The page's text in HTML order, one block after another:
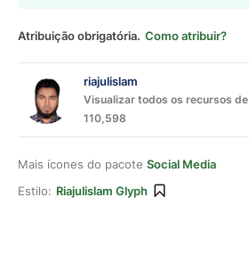
Atribuição obrigatória. Como atribuir?
riajulislam
Visualizar todos os recursos de
110,598
Mais ícones do pacote Social Media
Estilo: Riajulislam Glyph